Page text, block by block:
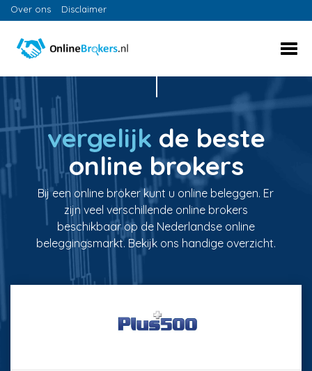
Over ons Disclaimer
vergelijk de beste
online brokers
Bij een online broker kunt u online beleggen. Er
zijn veel verschillende online brokers
beschikbaar op de Nederlandse online
beleggingsmarkt. Bekijk ons handige overzicht.